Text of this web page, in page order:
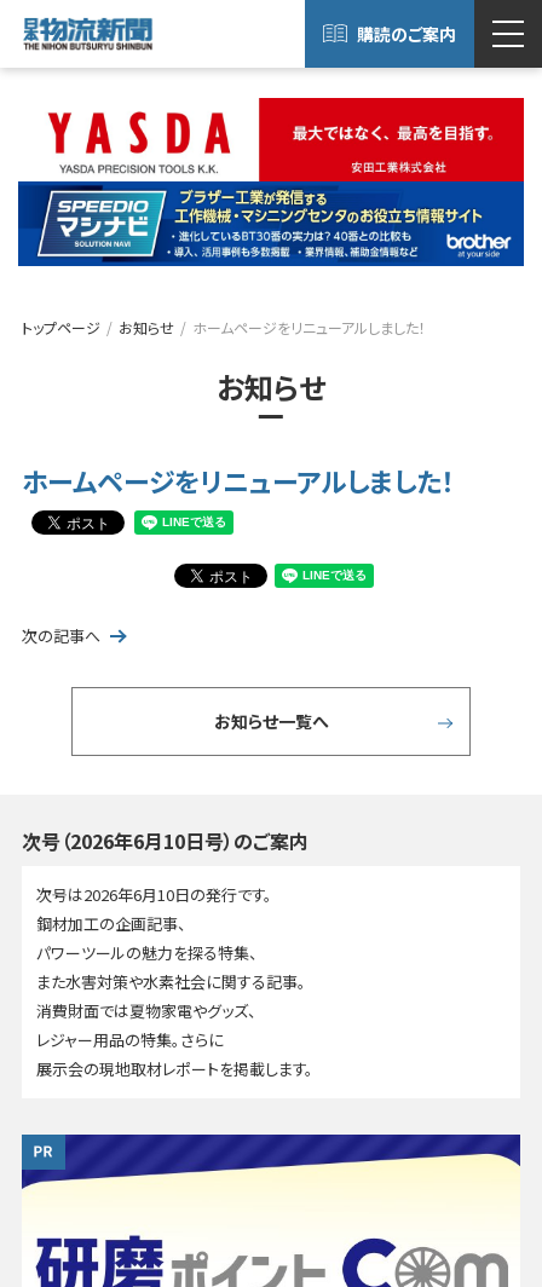
購読のご案内
トップページ お知らせ ホームページをリニューアルしました！
お知らせ
ホームページをリニューアルしました！
次の記事へ
お知らせ一覧へ
次号（2026年6月10日号）のご案内
次号は2026年6月10日の発行です。
鋼材加工の企画記事、
パワーツールの魅力を探る特集、
また水害対策や水素社会に関する記事。
消費財面では夏物家電やグッズ、
レジャー用品の特集。さらに
展示会の現地取材レポートを掲載します。